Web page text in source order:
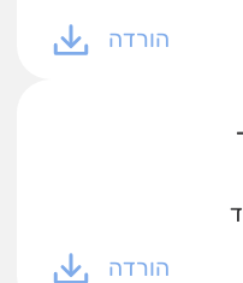
הורדה
הורדה